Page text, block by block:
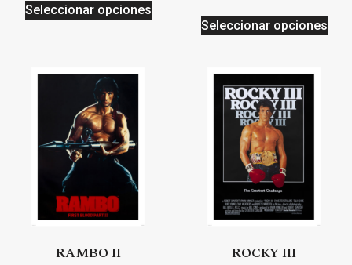
Seleccionar opciones
Seleccionar opciones
RAMBO II ROCKY III